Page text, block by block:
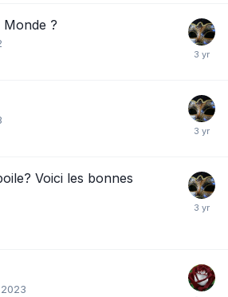
Monde ?
Voici les bonnes